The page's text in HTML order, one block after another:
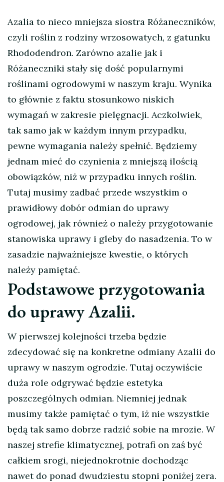
Azalia to nieco mniejsza siostra Różaneczników,
czyli roślin z rodziny wrzosowatych, z gatunku
Rhododendron. Zarówno azalie jak i
Różaneczniki stały się dość popularnymi
roślinami ogrodowymi w naszym kraju. Wynika
to głównie z faktu stosunkowo niskich
wymagań w zakresie pielęgnacji. Aczkolwiek,
tak samo jak w każdym innym przypadku,
pewne wymagania należy spełnić. Będziemy
jednam mieć do czynienia z mniejszą ilością
obowiązków, niż w przypadku innych roślin.
Tutaj musimy zadbać przede wszystkim o
prawidłowy dobór odmian do uprawy
ogrodowej, jak również o należy przygotowanie
stanowiska uprawy i gleby do nasadzenia. To w
zasadzie najważniejsze kwestie, o których
należy pamiętać.
Podstawowe przygotowania
do uprawy Azalii.
W pierwszej kolejności trzeba będzie
zdecydować się na konkretne odmiany Azalii do
uprawy w naszym ogrodzie. Tutaj oczywiście
duża role odgrywać będzie estetyka
poszczególnych odmian. Niemniej jednak
musimy także pamiętać o tym, iż nie wszystkie
będą tak samo dobrze radzić sobie na mrozie. W
naszej strefie klimatycznej, potrafi on zaś być
całkiem srogi, niejednokrotnie dochodząc
nawet do ponad dwudziestu stopni poniżej zera.